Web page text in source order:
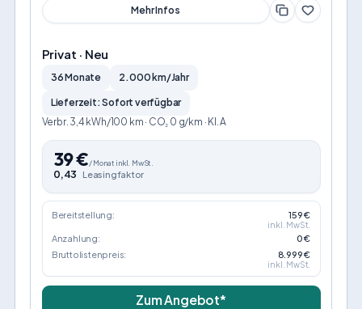
Mehr Infos
Privat · Neu
36 Monate 2.000 km/Jahr
Lieferzeit: Sofort verfügbar
Verbr. 3,4 kWh/100 km · CO₂ 0 g/km · Kl. A
39€/Monat inkl. MwSt.
0,43 Leasingfaktor
Bereitstellung: 159 €
inkl. MwSt.
Anzahlung:
0 €
Bruttolistenpreis:
8.999 €
inkl. MwSt.
Zum Angebot*